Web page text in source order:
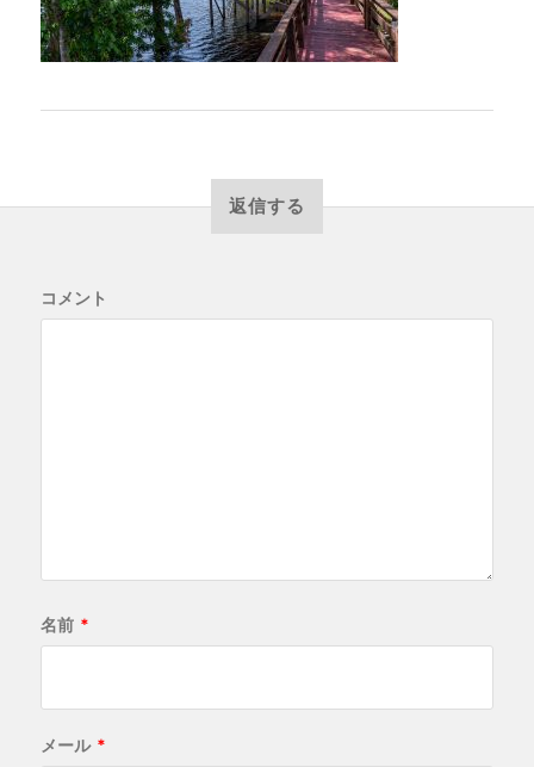
返信する
コメント
名前 *
メール *